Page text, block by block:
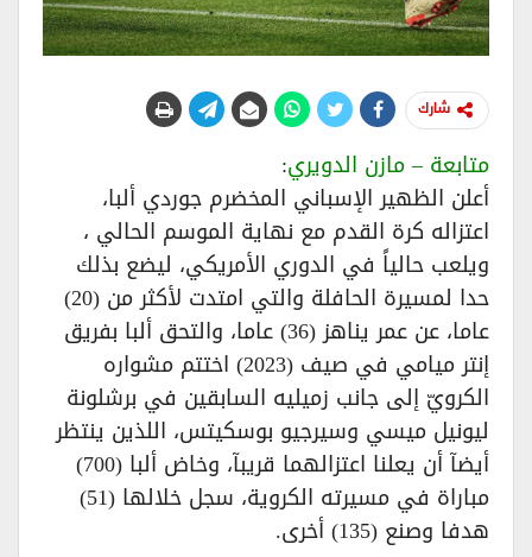
شارك
متابعة – مازن الدويري:
أعلن الظهير الإسباني المخضرم جوردي ألبا،
اعتزاله كرة القدم مع نهاية الموسم الحالي ،
ويلعب حالياً في الدوري الأمريكي، ليضع بذلك
حدا لمسيرة الحافلة والتي امتدت لأكثر من (20)
عاما، عن عمر يناهز (36) عاما، والتحق ألبا بفريق
إنتر ميامي في صيف (2023) اختتم مشواره
الكرويّ إلى جانب زميليه السابقين في برشلونة
ليونيل ميسي وسيرجيو بوسكيتس، اللذين ينتظر
أيضآ أن يعلنا اعتزالهما قريبآ، وخاض ألبا (700)
مباراة في مسيرته الكروية، سجل خلالها (51)
هدفا وصنع (135) أخرى.